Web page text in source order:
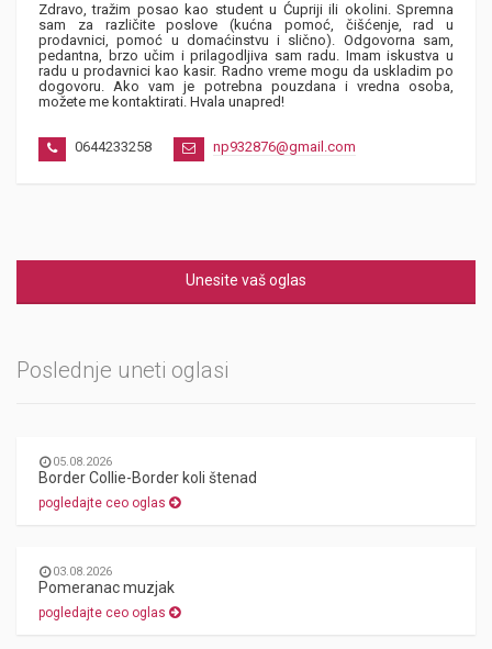
Zdravo, tražim posao kao student u Ćupriji ili okolini. Spremna
sam za različite poslove (kućna pomoć, čišćenje, rad u
prodavnici, pomoć u domaćinstvu i slično). Odgovorna sam,
pedantna, brzo učim i prilagodljiva sam radu. Imam iskustva u
radu u prodavnici kao kasir. Radno vreme mogu da uskladim po
dogovoru. Ako vam je potrebna pouzdana i vredna osoba,
možete me kontaktirati. Hvala unapred!
0644233258 np932876@gmail.com
Unesite vaš oglas
Poslednje uneti oglasi
05.08.2026
Border Collie-Border koli štenad
pogledajte ceo oglas
03.08.2026
Pomeranac muzjak
pogledajte ceo oglas